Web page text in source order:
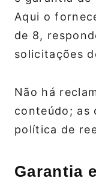
Aqui o
de 8,
solicitações
Não há
conteúdo; as
política de
Garantia